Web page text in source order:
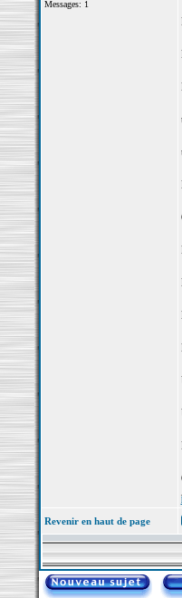
Messages: 1
Revenir en haut de page